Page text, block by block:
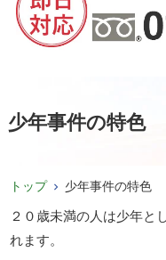
少年事件の特色
トップ 少年事件の特色
２０歳未満の人は少年と
れます。